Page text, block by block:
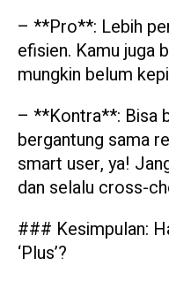
– **Pro**: Lebih
efisien. Kamu juga
mungkin belum
– **Kontra**: Bisa
bergantung sama
smart user, ya!
dan selalu cross-
### Kesimpulan:
‘Plus’?